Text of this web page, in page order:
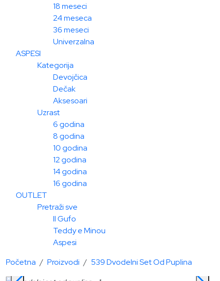
18 meseci
24 meseca
36 meseci
Univerzalna
ASPESI
Kategorija
Devojčica
Dečak
Aksesoari
Uzrast
6 godina
8 godina
10 godina
12 godina
14 godina
16 godina
OUTLET
Pretraži sve
Il Gufo
Teddy e Minou
Aspesi
Početna
Proizvodi 539 Dvodelni Set Od Puplina